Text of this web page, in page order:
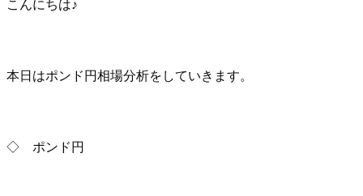
こんにちは♪
本日はポンド円相場分析をしていきます。
◇ ポンド円